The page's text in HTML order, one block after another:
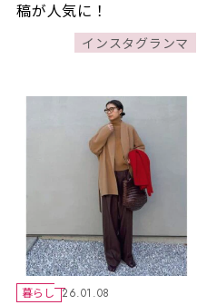
稿が人気に！
インスタグランマ
暮らし 26.01.08